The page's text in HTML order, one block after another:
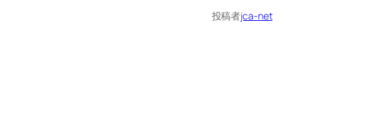
投稿者jca-net